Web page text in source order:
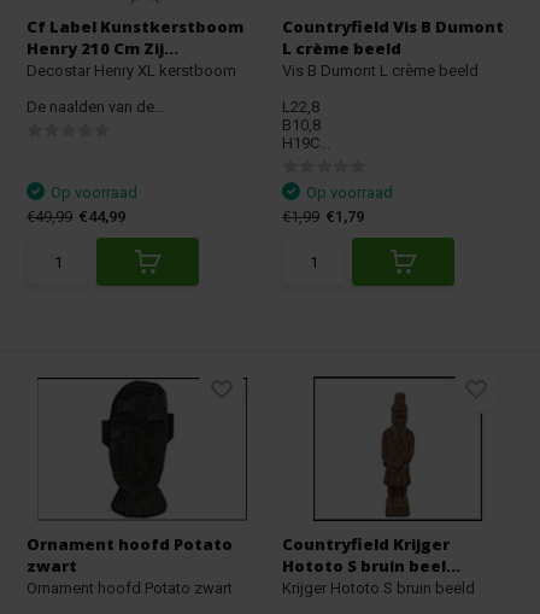
Cf Label Kunstkerstboom
Henry 210 Cm Zij...
Decostar Henry XL kerstboom
De naalden van de...
Op voorraad
€49,99 €44,99
Countryfield Vis B Dumont
L crème beeld
Vis B Dumont L crème beeld
L22,8
B10,8
H19C...
Op voorraad
€1,99 €1,79
Ornament hoofd Potato
zwart
Ornament hoofd Potato zwart
Countryfield Krijger
Hototo S bruin beel...
Krijger Hototo S bruin beeld